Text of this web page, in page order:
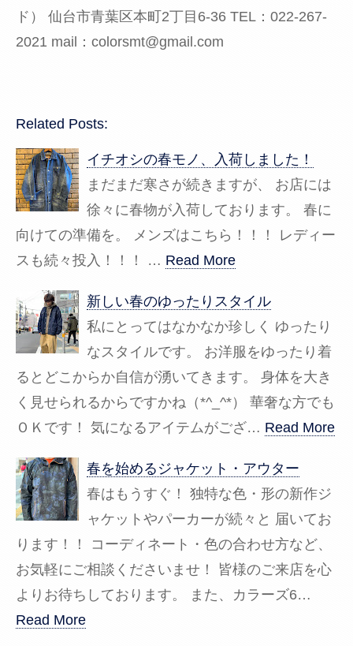
ド） 仙台市青葉区本町2丁目6-36 TEL：022-267-
2021 mail：colorsmt@gmail.com
Related Posts:
イチオシの春モノ、入荷しました！
まだまだ寒さが続きますが、 お店には
徐々に春物が入荷しております。 春に
向けての準備を。 メンズはこちら！！！ レディー
スも続々投入！！！ … Read More
新しい春のゆったりスタイル
私にとってはなかなか珍しく ゆったり
なスタイルです。 お洋服をゆったり着
るとどこからか自信が湧いてきます。 身体を大き
く見せられるからですかね（*^_^*） 華奢な方でも
ＯＫです！ 気になるアイテムがござ… Read More
春を始めるジャケット・アウター
春はもうすぐ！ 独特な色・形の新作ジ
ャケットやパーカーが続々と 届いてお
ります！！ コーディネート・色の合わせ方など、
お気軽にご相談くださいませ！ 皆様のご来店を心
よりお待ちしております。 また、カラーズ6…
Read More